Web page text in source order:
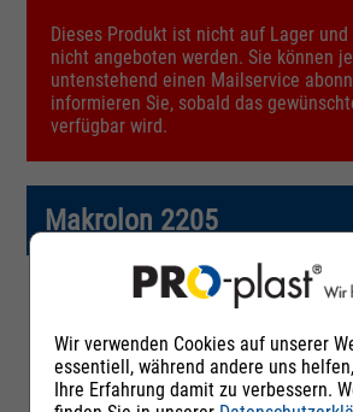
Dieses Produkt ist nicht auf Lager
nicht angeboten werden. Sie können
untenstehend einen Mailservice
informieren Sie, sobald das
verfügbar wird.
Makrolon 2205
Artikelnummer
252303
Wir verwenden Cookies auf unserer
essentiell, während andere uns
Ihre Erfahrung damit zu verbessern.